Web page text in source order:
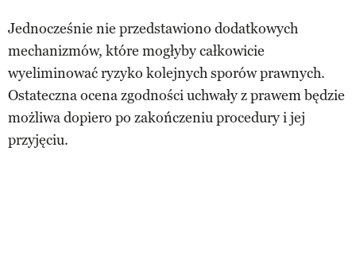
Jednocześnie nie przedstawiono dodatkowych
mechanizmów, które mogłyby całkowicie
wyeliminować ryzyko kolejnych sporów prawnych.
Ostateczna ocena zgodności uchwały z prawem będzie
możliwa dopiero po zakończeniu procedury i jej
przyjęciu.